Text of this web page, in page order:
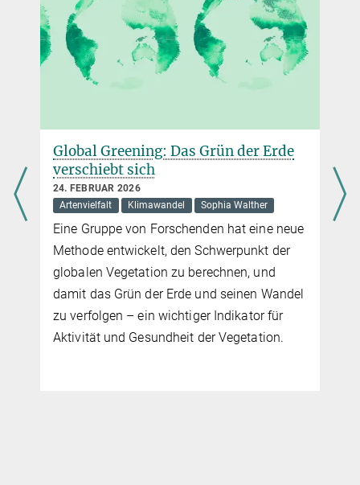
Sie finden dieses Video auf YouTube. Mit Klick auf das Bild
werden Sie dorthin weitergeleitet.
Global Greening: Das Grün der Erde
verschiebt sich
24. FEBRUAR 2026
Artenvielfalt
Klimawandel Sophia Walther
Eine Gruppe von Forschenden hat eine neue
Methode entwickelt, den Schwerpunkt der
globalen Vegetation zu berechnen, und
damit das Grün der Erde und seinen Wandel
zu verfolgen – ein wichtiger Indikator für
Aktivität und Gesundheit der Vegetation.